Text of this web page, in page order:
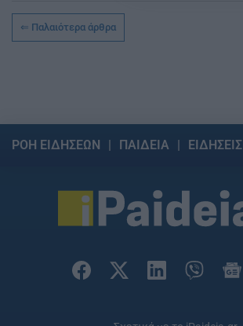
Παλαιότερα άρθρα
ΡΟΗ ΕΙΔΗΣΕΩΝ ΠΑΙΔΕΙΑ ΕΙΔΗΣΕΙΣ